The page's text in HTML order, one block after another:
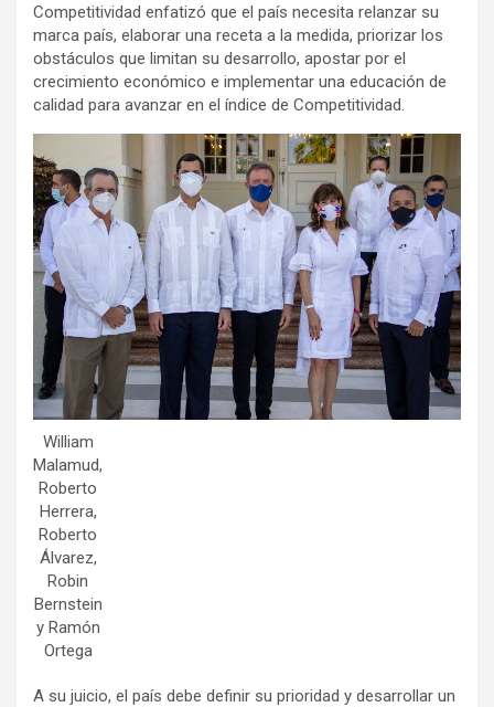
Competitividad enfatizó que el país necesita relanzar su
marca país, elaborar una receta a la medida, priorizar los
obstáculos que limitan su desarrollo, apostar por el
crecimiento económico e implementar una educación de
calidad para avanzar en el índice de Competitividad.
William
Malamud,
Roberto
Herrera,
Roberto
Álvarez,
Robin
Bernstein
y Ramón
Ortega
A su juicio, el país debe definir su prioridad y desarrollar un